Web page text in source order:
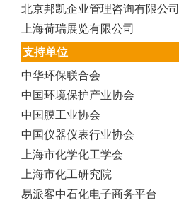
北京邦凯企业管理咨询有限公司
上海荷瑞展览有限公司
支持单位
中华环保联合会
中国环境保护产业协会
中国膜工业协会
中国仪器仪表行业协会
上海市化学化工学会
上海市化工研究院
易派客中石化电子商务平台